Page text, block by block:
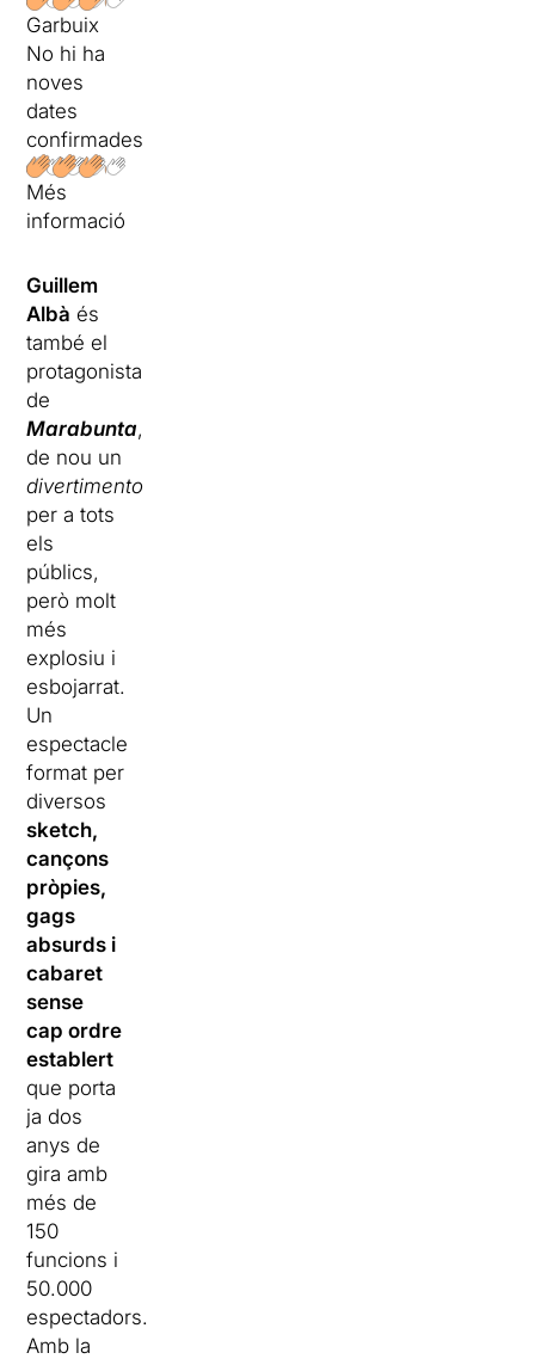
Garbuix
No hi ha
noves
dates
confirmades
Més
informació
Guillem
Albà és
també el
protagonista
de
Marabunta,
de nou un
divertimento
per a tots
els
públics,
però molt
més
explosiu i
esbojarrat.
Un
espectacle
format per
diversos
sketch,
cançons
pròpies,
gags
absurds i
cabaret
sense
cap ordre
establert
que porta
ja dos
anys de
gira amb
més de
150
funcions i
50.000
espectadors.
Amb la